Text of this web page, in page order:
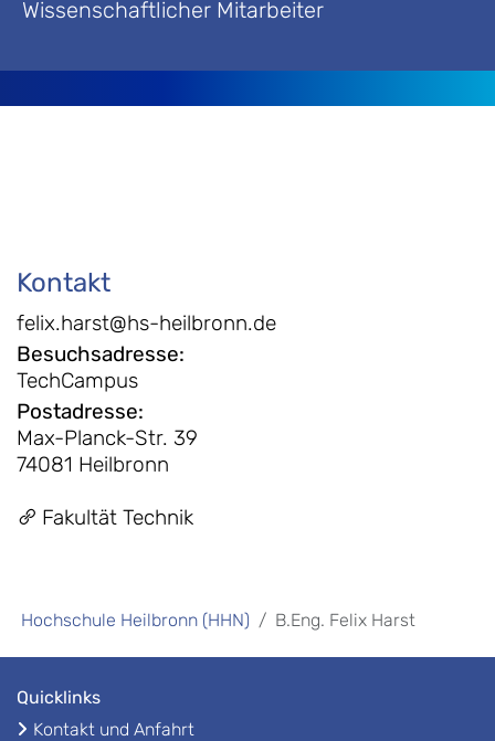
Wissenschaftlicher Mitarbeiter
Kontakt
felix.harst@hs-heilbronn.de
Besuchsadresse:
TechCampus
Postadresse:
Max-Planck-Str. 39
74081 Heilbronn
Fakultät Technik
Hochschule Heilbronn (HHN) B.Eng. Felix Harst
Quicklinks
Kontakt und Anfahrt